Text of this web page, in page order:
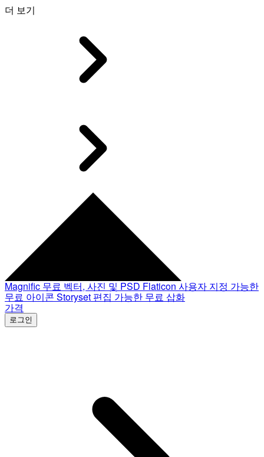
더 보기
Magnific 무료 벡터, 사진 및 PSD Flaticon 사용자 지정 가능한
무료 아이콘 Storyset 편집 가능한 무료 삽화
가격
로그인